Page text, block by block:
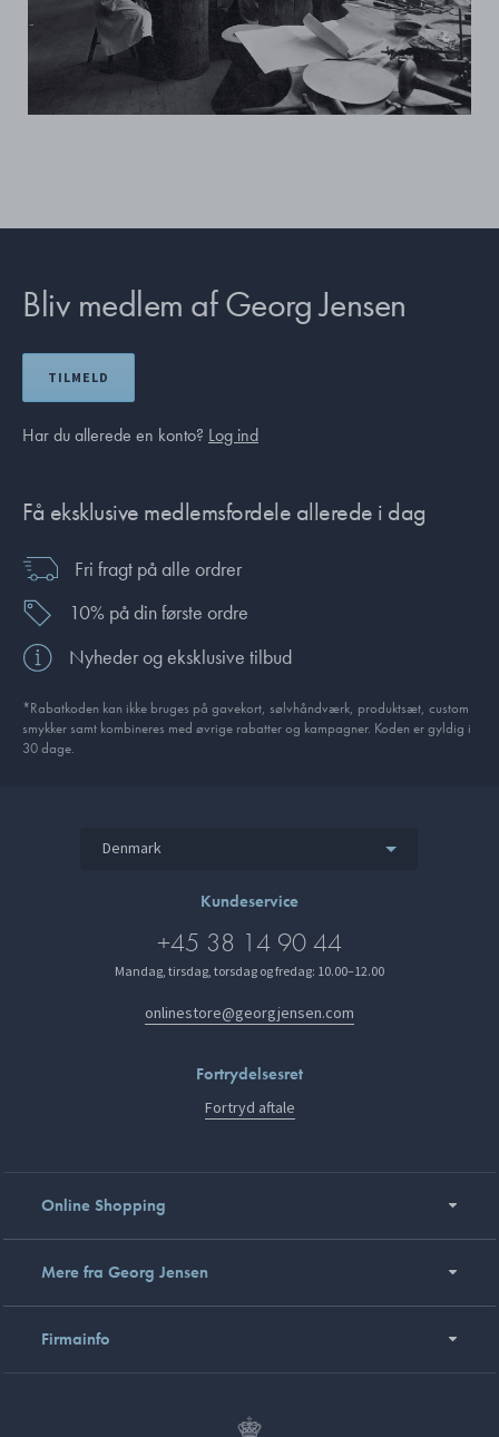
Bliv medlem af Georg Jensen
TILMELD
Har du allerede en konto? Log ind
Få eksklusive medlemsfordele allerede i dag
Fri fragt på alle ordrer
10% på din første ordre
Nyheder og eksklusive tilbud
*Rabatkoden kan ikke bruges på gavekort, sølvhåndværk, produktsæt, custom
smykker samt kombineres med øvrige rabatter og kampagner. Koden er gyldig i
30 dage.
Denmark
Kundeservice
+45 38 14 90 44
Mandag, tirsdag, torsdag og fredag: 10.00–12.00
onlinestore@georgjensen.com
Fortrydelsesret
Fortryd aftale
Online Shopping
Mere fra Georg Jensen
Firmainfo